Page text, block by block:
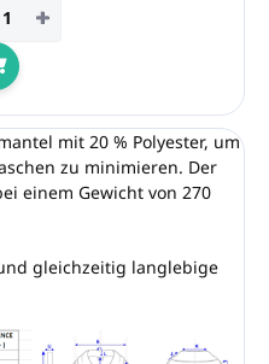
+
den Warenkorb
mit 20 % Polyester, um
zu minimieren. Der
einem Gewicht von 270
gleichzeitig langlebige